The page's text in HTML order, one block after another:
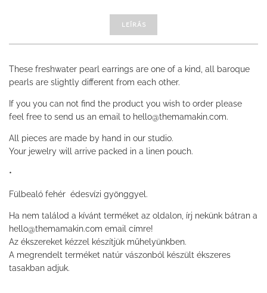
LEÍRÁS
These freshwater pearl earrings are one of a kind, all baroque
pearls are slightly different from each other.
If you you can not find the product you wish to order please
feel free to send us an email to hello@themamakin.com.
All pieces are made by hand in our studio.
Your jewelry will arrive packed in a linen pouch.
•
Fülbealó fehér édesvízi gyönggyel.
Ha nem találod a kívánt terméket az oldalon, írj nekünk bátran a
hello@themamakin.com email címre!
Az ékszereket kézzel készítjük műhelyünkben.
A megrendelt terméket natúr vászonból készült ékszeres
tasakban adjuk.